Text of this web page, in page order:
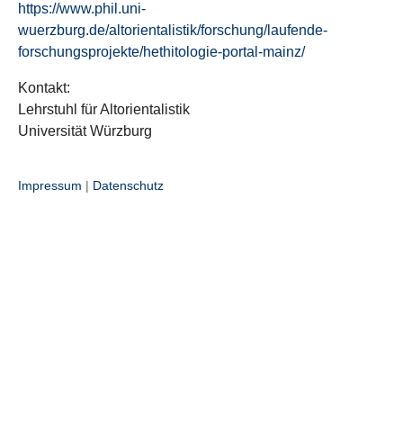
https://www.phil.uni-
wuerzburg.de/altorientalistik/forschung/laufende-
forschungsprojekte/hethitologie-portal-mainz/
Kontakt:
Lehrstuhl für Altorientalistik
Universität Würzburg
Impressum | Datenschutz